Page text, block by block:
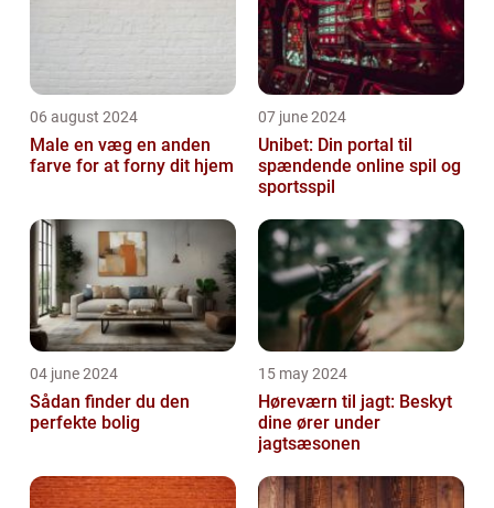
06 august 2024
Male en væg en anden
farve for at forny dit hjem
07 june 2024
Unibet: Din portal til
spændende online spil og
sportsspil
04 june 2024
Sådan finder du den
perfekte bolig
15 may 2024
Høreværn til jagt: Beskyt
dine ører under
jagtsæsonen